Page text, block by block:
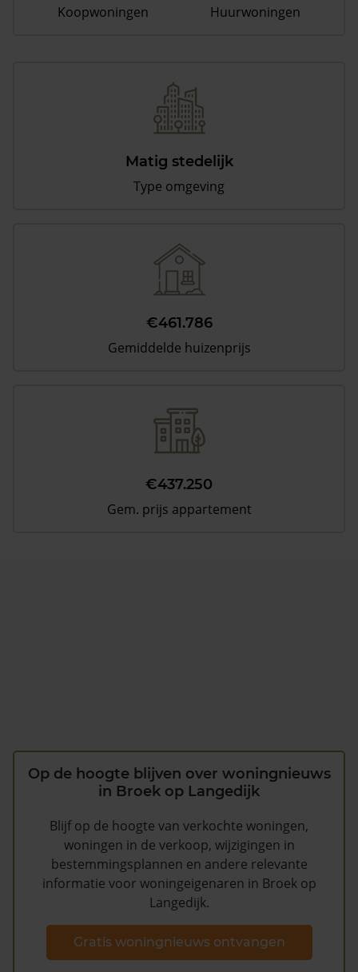
Koopwoningen
Huurwoningen
Matig stedelijk
Type omgeving
€461.786
Gemiddelde huizenprijs
€437.250
Gem. prijs appartement
Op de hoogte blijven over woningnieuws
in Broek op Langedijk
Blijf op de hoogte van verkochte woningen,
woningen in de verkoop, wijzigingen in
bestemmingsplannen en andere relevante
informatie voor woningeigenaren in Broek op
Langedijk.
Gratis woningnieuws ontvangen